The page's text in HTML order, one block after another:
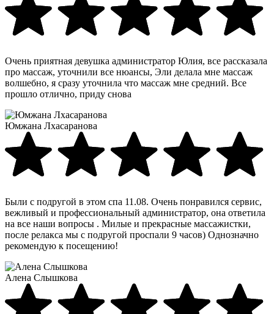
Очень приятная девушка администратор Юлия, все рассказала
про массаж, уточнили все нюансы, Эли делала мне массаж
волшебно, я сразу уточнила что массаж мне средний. Все
прошло отлично, приду снова
Юмжана Лхасаранова
Были с подругой в этом спа 11.08. Очень понравился сервис,
вежливый и профессиональный администратор, она ответила
на все наши вопросы . Милые и прекрасные массажистки,
после релакса мы с подругой проспали 9 часов) Однозначно
рекомендую к посещению!
Алена Слышкова